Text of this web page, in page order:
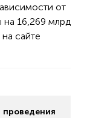
от
на 16,269 млрд
сайте
проведения